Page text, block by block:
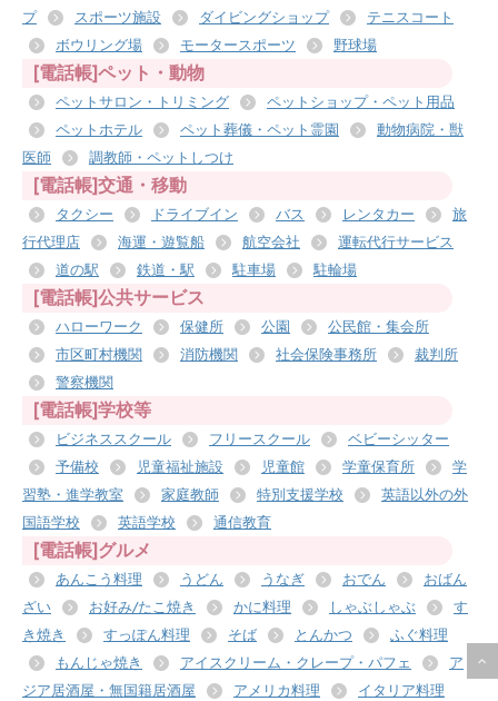
プ
スポーツ施設 ダイビングショップ
テニスコート
ボウリング場
モータースポーツ 野球場
[電話帳]ペット・動物
ペットサロン・トリミング
ペットショップ・ペット用品
ペットホテル
ペット葬儀・ペット霊園
動物病院・獣
医師
調教師・ペットしつけ
[電話帳]交通・移動
タクシー ドライブイン バス レンタカー
旅
行代理店
海運・遊覧船 航空会社
運転代行サービス
道の駅
鉄道・駅 駐車場 駐輪場
[電話帳]公共サービス
ハローワーク 保健所 公園
公民館・集会所
市区町村機関
消防機関 社会保険事務所
裁判所
警察機関
[電話帳]学校等
ビジネススクール フリースクール
ベビーシッター
予備校
児童福祉施設 児童館 学童保育所
学
習塾・進学教室
家庭教師 特別支援学校
英語以外の外
国語学校
英語学校 通信教育
[電話帳]グルメ
あんこう料理 うどん うなぎ おでん
おばん
ざい
お好み/たこ焼き かに料理 しゃぶしゃぶ
す
き焼き
すっぽん料理 そば とんかつ
ふぐ料理
もんじゃ焼き
アイスクリーム・クレープ・パフェ
ア
ジア居酒屋・無国籍居酒屋
アメリカ料理 イタリア料理